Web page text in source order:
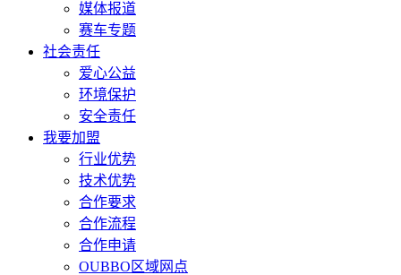
媒体报道
赛车专题
社会责任
爱心公益
环境保护
安全责任
我要加盟
行业优势
技术优势
合作要求
合作流程
合作申请
OUBBO区域网点